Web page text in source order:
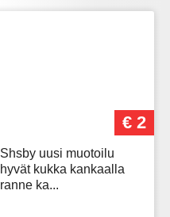
€ 2
Shsby uusi muotoilu
hyvät kukka kankaalla
ranne ka...